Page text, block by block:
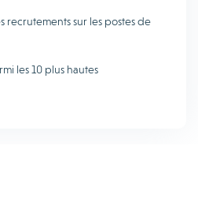
recrutements sur les postes de
les 10 plus hautes